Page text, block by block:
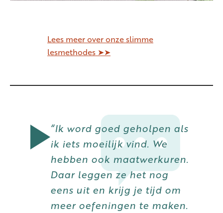
Lees meer over onze slimme
lesmethodes ➤➤
“Ik word goed geholpen als
ik iets moeilijk vind. We
hebben ook maatwerkuren.
Daar leggen ze het nog
eens uit en krijg je tijd om
meer oefeningen te maken.